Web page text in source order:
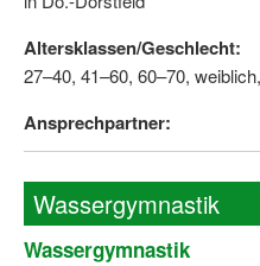
Altersklassen/Geschlecht:
27–40, 41–60, 60–70,
Ansprechpartner:
Wassergymnastik
Wassergymnastik